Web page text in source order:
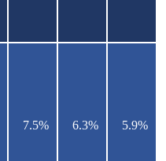
7.5% 6.3% 5.9%